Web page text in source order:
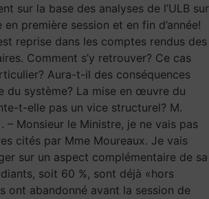
sur la base des analyses de l’ULB sur
première session et en fin d’année!
reprise dans les comptes rendus des
Comment s’y retrouver? Ce cas
Aura-t-il des conséquences
du système? La mise en œuvre du
t-elle pas un vice structurel? M.
– Monsieur le Ministre, je ne vais pas
cités par Mme Moureaux. Je vais
sur un aspect complémentaire de sa
soit 60 %, sont déjà «hors
ont abandonné avant la session de